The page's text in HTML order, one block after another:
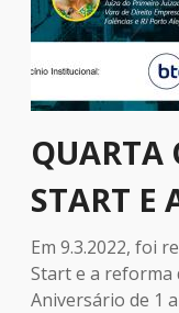
QUARTA
START E
Em 9.3.2022, foi
Start e a reforma
Aniversário de 1